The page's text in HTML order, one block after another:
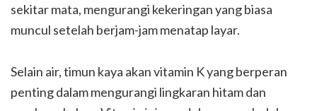
sekitar mata, mengurangi kekeringan yang biasa
muncul setelah berjam-jam menatap layar.
Selain air, timun kaya akan vitamin K yang berperan
penting dalam mengurangi lingkaran hitam dan